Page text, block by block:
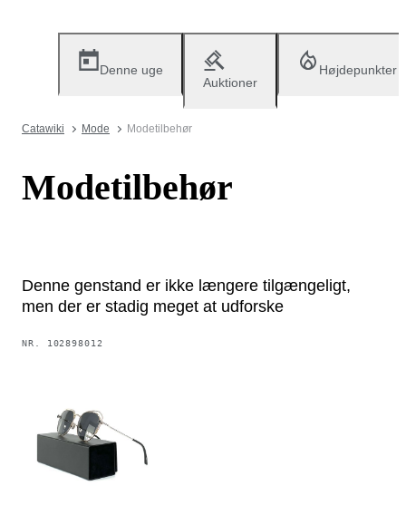
Denne uge
Auktioner
Højdepunkter
Catawiki Mode Modetilbehør
Modetilbehør
Denne genstand er ikke længere tilgængeligt,
men der er stadig meget at udforske
NR. 102898012